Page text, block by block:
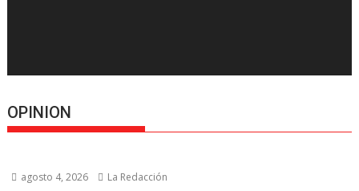
OPINION
agosto 4, 2026 La Redacción